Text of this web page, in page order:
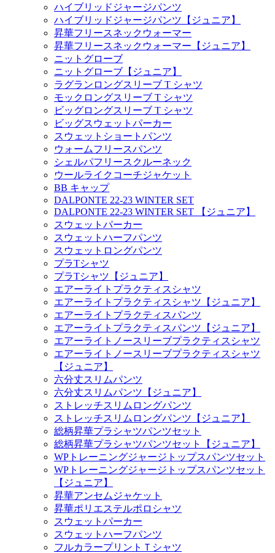
ハイブリッドジャージパンツ
ハイブリッドジャージパンツ【ジュニア】
昇華フリースネックウォーマー
昇華フリースネックウォーマー【ジュニア】
ニットグローブ
ニットグローブ【ジュニア】
ラグランロングスリーブ T シャツ
モックロングスリーブ T シャツ
ビッグロングスリーブ T シャツ
ビッグスウェットパーカー
スウェットショートパンツ
ウォームフリースパンツ
シェルパフリースクルーネック
ウールライクコーチジャケット
BB キャップ
DALPONTE 22-23 WINTER SET
DALPONTE 22-23 WINTER SET 【ジュニア】
スウェットパーカー
スウェットハーフパンツ
スウェットロングパンツ
プラTシャツ
プラTシャツ【ジュニア】
エアーライトプラクティスシャツ
エアーライトプラクティスシャツ【ジュニア】
エアーライトプラクティスパンツ
エアーライトプラクティスパンツ【ジュニア】
エアーライトノースリーブプラクティスシャツ
エアーライトノースリーブプラクティスシャツ
【ジュニア】
六分丈スリムパンツ
六分丈スリムパンツ【ジュニア】
ストレッチスリムロングパンツ
ストレッチスリムロングパンツ【ジュニア】
総柄昇華プラシャツパンツセット
総柄昇華プラシャツパンツセット【ジュニア】
WPトレーニングジャージトップスパンツセット
WPトレーニングジャージトップスパンツセット
【ジュニア】
昇華アンセムジャケット
昇華ポリエステルポロシャツ
スウェットパーカー
スウェットハーフパンツ
フルカラープリントＴシャツ